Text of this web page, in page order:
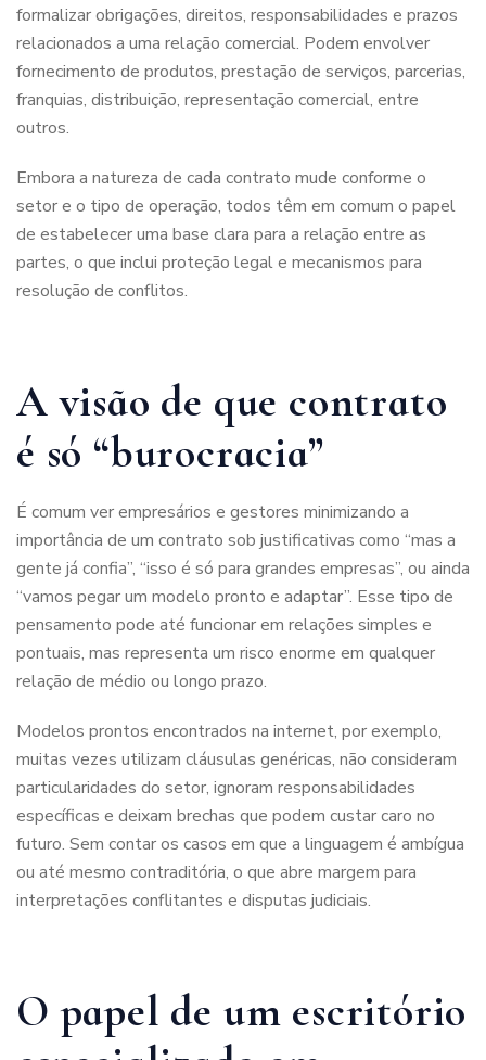
formalizar obrigações, direitos, responsabilidades e prazos
relacionados a uma relação comercial. Podem envolver
fornecimento de produtos, prestação de serviços, parcerias,
franquias, distribuição, representação comercial, entre
outros.
Embora a natureza de cada contrato mude conforme o
setor e o tipo de operação, todos têm em comum o papel
de estabelecer uma base clara para a relação entre as
partes, o que inclui proteção legal e mecanismos para
resolução de conflitos.
A visão de que contrato
é só “burocracia”
É comum ver empresários e gestores minimizando a
importância de um contrato sob justificativas como “mas a
gente já confia”, “isso é só para grandes empresas”, ou ainda
“vamos pegar um modelo pronto e adaptar”. Esse tipo de
pensamento pode até funcionar em relações simples e
pontuais, mas representa um risco enorme em qualquer
relação de médio ou longo prazo.
Modelos prontos encontrados na internet, por exemplo,
muitas vezes utilizam cláusulas genéricas, não consideram
particularidades do setor, ignoram responsabilidades
específicas e deixam brechas que podem custar caro no
futuro. Sem contar os casos em que a linguagem é ambígua
ou até mesmo contraditória, o que abre margem para
interpretações conflitantes e disputas judiciais.
O papel de um escritório